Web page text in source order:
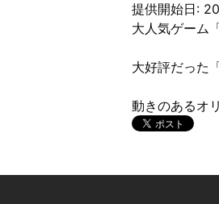
提供開始日:
大人気ゲーム
大好評だった
動きのあるオ